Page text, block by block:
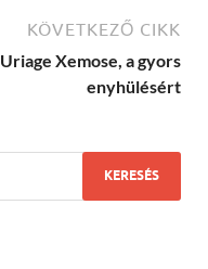
KÖVETKEZŐ CIKK
Uriage Xemose, a gyors
enyhülésért